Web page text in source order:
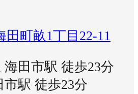
田町畝1丁目22-11
海田市駅 徒歩23分
市駅 徒歩23分